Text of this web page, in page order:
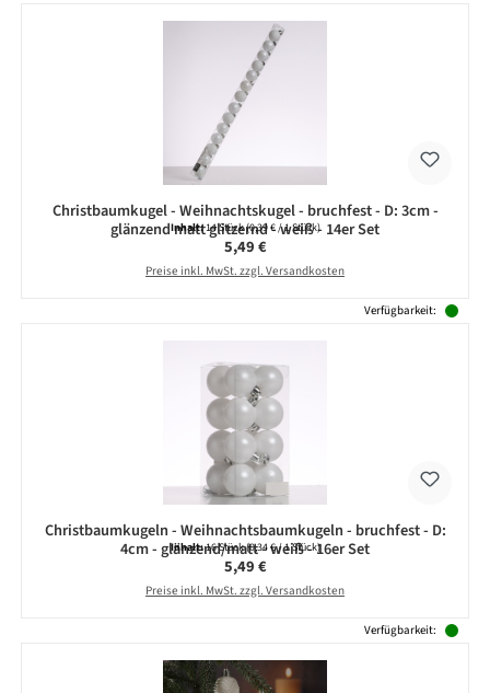
Christbaumkugel - Weihnachtskugel - bruchfest - D: 3cm -
glänzend matt glitzernd - weiß - 14er Set
Inhalt:14 Stück(0,39 € / 1 Stück)
Regulärer Preis:
5,49 €
Preise inkl. MwSt. zzgl. Versandkosten
Verfügbarkeit:
Christbaumkugeln - Weihnachtsbaumkugeln - bruchfest - D:
4cm - glänzend/matt - weiß - 16er Set
Inhalt:16 Stück(0,34 € / 1 Stück)
Regulärer Preis:
5,49 €
Preise inkl. MwSt. zzgl. Versandkosten
Verfügbarkeit: